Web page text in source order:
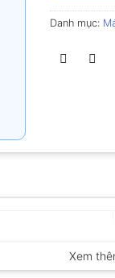
Danh mục:
Xem